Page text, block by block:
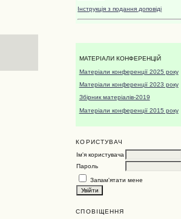
Iнструкція з подання доповіді
МАТЕРІАЛИ КОНФЕРЕНЦІЙ
Матеріали конференції 2025 року
Матеріали конференції 2023 року
Збірник матеріалів-2019
Матеріали конференції 2015 року
КОРИСТУВАЧ
Ім'я користувача
Пароль
Запам'ятати мене
СПОВІЩЕННЯ